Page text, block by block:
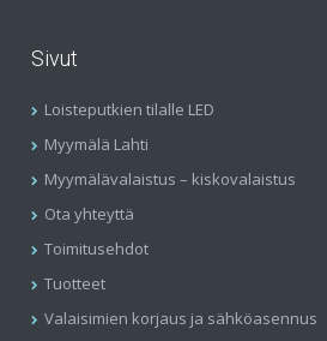
Sivut
Loisteputkien tilalle LED
Myymälä Lahti
Myymälävalaistus – kiskovalaistus
Ota yhteyttä
Toimitusehdot
Tuotteet
Valaisimien korjaus ja sähköasennus